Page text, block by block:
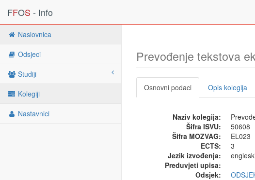
FFOS - Info
Naslovnica
Odsjeci
Studiji
Kolegiji
Nastavnici
Prevođenje tekstova
Osnovni podaci Opis kolegija
Naziv kolegija:
Šifra ISVU:
50608
Šifra MOZVAG:
EL023
ECTS:
3
Jezik izvođenja:
Preduvjeti upisa:
Odsjek: